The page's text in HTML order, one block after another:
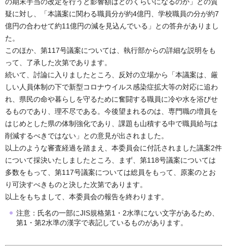
疑に対し、「本議案に関わる職員分が約4億円、学校職員の分が約7
億円の合わせて約11億円の減を見込んでいる」との答弁がありまし
た。
このほか、第117号議案については、執行部からの詳細な説明をも
って、了承した次第であります。
続いて、討論に入りましたところ、反対の立場から「本議案は、厳
しい人員体制の下で新型コロナウイルス感染症拡大等の対応に追わ
れ、県民の命や暮らしを守るために奮闘する職員に冷や水を浴びせ
るものであり、理不尽である。今後望まれるのは、専門職の増員を
はじめとした県の体制強化であり、課題も山積する中で職員給与は
削減するべきではない」との意見が出されました。
以上のような審査経過を踏まえ、本委員会に付託されました議案2件
について採決いたしましたところ、まず、第118号議案については
多数をもって、第117号議案については総員をもって、原案のとお
り可決すべきものと決した次第であります。
以上をもちまして、本委員会の報告を終わります。
注意：氏名の一部にJIS規格第1・2水準にない文字があるため、
第1・第2水準の漢字で表記しているものがあります。